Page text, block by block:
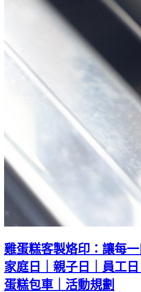
雞蛋糕客製烙印：讓每一
家庭日｜親子日｜員工
蛋糕包車｜活動規劃